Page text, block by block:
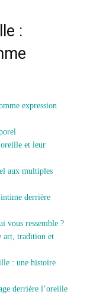
:
expression
et leur
aux multiples
derrière
vous ressemble ?
art, tradition et
: une histoire
derrière l’oreille